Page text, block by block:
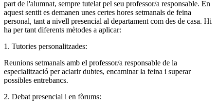
part de l'alumnat, sempre tutelat pel seu professor/a responsable. En
aquest sentit es demanen unes certes hores setmanals de feina
personal, tant a nivell presencial al departament com des de casa. Hi
ha per tant diferents mètodes a aplicar:
1. Tutories personalitzades:
Reunions setmanals amb el professor/a responsable de la
especialització per aclarir dubtes, encaminar la feina i superar
possibles entrebancs.
2. Debat presencial i en fòrums: